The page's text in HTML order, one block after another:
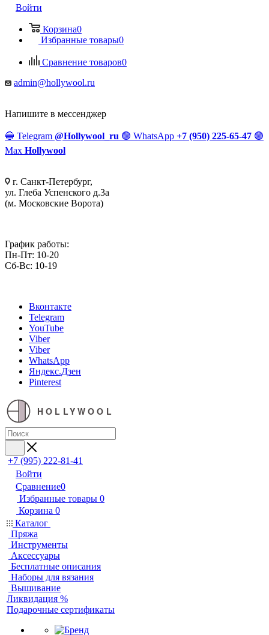
Войти
Корзина0
Избранные товары0
Сравнение товаров0
admin@hollywool.ru
Напишите в мессенджер
🔵 Telegram @Hollywool_ru 🟢 WhatsApp +7 (950) 225-65-47 🟣
Max Hollywool
г. Санкт-Петербург,
ул. Глеба Успенского д.3а
(м. Московские Ворота)
График работы:
Пн-Пт: 10-20
Сб-Вс: 10-19
Вконтакте
Telegram
YouTube
Viber
Viber
WhatsApp
Яндекс.Дзен
Pinterest
HOLLYWOOL
+7 (995) 222-81-41
Войти
Сравнение0
Избранные товары 0
Корзина 0
Каталог
Пряжа
Инструменты
Аксессуары
Бесплатные описания
Наборы для вязания
Вышивание
Ликвидация %
Подарочные сертификаты